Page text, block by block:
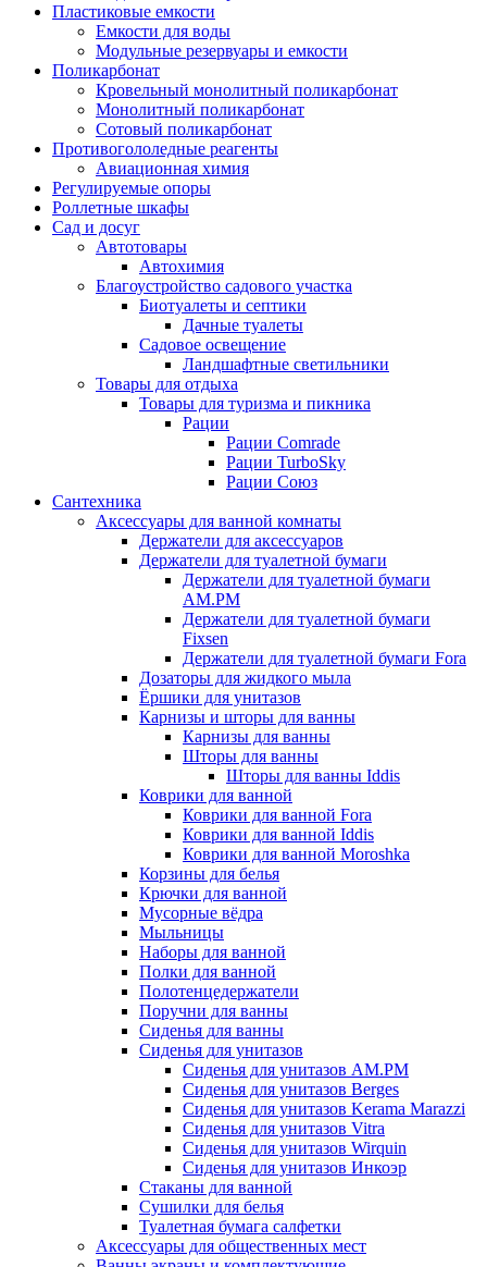
Пластиковые емкости
Емкости для воды
Модульные резервуары и емкости
Поликарбонат
Кровельный монолитный поликарбонат
Монолитный поликарбонат
Сотовый поликарбонат
Противогололедные реагенты
Авиационная химия
Регулируемые опоры
Роллетные шкафы
Сад и досуг
Автотовары
Автохимия
Благоустройство садового участка
Биотуалеты и септики
Дачные туалеты
Садовое освещение
Ландшафтные светильники
Товары для отдыха
Товары для туризма и пикника
Рации
Рации Comrade
Рации TurboSky
Рации Союз
Сантехника
Аксессуары для ванной комнаты
Держатели для аксессуаров
Держатели для туалетной бумаги
Держатели для туалетной бумаги
AM.PM
Держатели для туалетной бумаги
Fixsen
Держатели для туалетной бумаги Fora
Дозаторы для жидкого мыла
Ёршики для унитазов
Карнизы и шторы для ванны
Карнизы для ванны
Шторы для ванны
Шторы для ванны Iddis
Коврики для ванной
Коврики для ванной Fora
Коврики для ванной Iddis
Коврики для ванной Moroshka
Корзины для белья
Крючки для ванной
Мусорные вёдра
Мыльницы
Наборы для ванной
Полки для ванной
Полотенцедержатели
Поручни для ванны
Сиденья для ванны
Сиденья для унитазов
Сиденья для унитазов AM.PM
Сиденья для унитазов Berges
Сиденья для унитазов Kerama Marazzi
Сиденья для унитазов Vitra
Сиденья для унитазов Wirquin
Сиденья для унитазов Инкоэр
Стаканы для ванной
Сушилки для белья
Туалетная бумага салфетки
Аксессуары для общественных мест